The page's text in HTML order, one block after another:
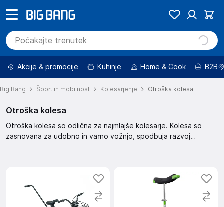
Akcije & promocije Kuhinje Home & Cook B2B
Big Bang Šport in mobilnost Kolesarjenje Otroška kolesa
Otroška kolesa
Otroška kolesa so odlična za najmlajše kolesarje. Kolesa so
zasnovana za udobno in varno vožnjo, spodbuja razvoj